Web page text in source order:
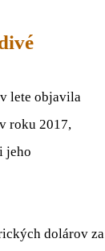
lete objavila
roku 2017,
jeho
dolárov za